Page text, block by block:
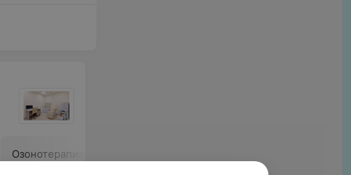
Озонотерапия (тело) 2 и